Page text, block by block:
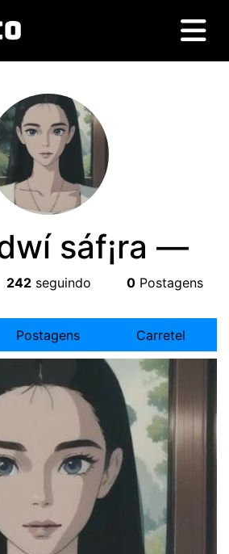
sáf¡ra —
242seguindo 0Postagens
Postagens Carretel